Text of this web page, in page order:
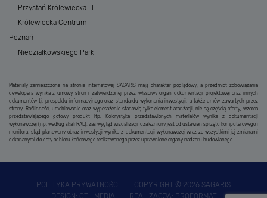
Przystań Królewiecka III
Królewiecka Centrum
Poznań
Niedziałkowskiego Park
Materiały zamieszczone na stronie internetowej SAGARIS mają charakter poglądowy, a przedmiot zobowiązania
dewelopera wynika z umowy stron i zatwierdzonej przez właściwy organ dokumentacji projektowej oraz innych
dokumentów tj. prospektu informacyjnego oraz standardu wykonania inwestycji, a także umów zawartych przez
strony. Roślinność, umeblowanie oraz wyposażenie stanowią tylko element aranżacji, nie są częścią oferty, wzorca
przedstawiającego gotowy produkt itp. Kolorystyka przedstawionych materiałów wynika z dokumentacji
wykonawczej (np. według skali RAL), zaś wygląd wizualizacji uzależniony jest od ustawień sprzętu komputerowego i
monitora, stąd planowany obraz inwestycji wynika z dokumentacji wykonawczej wraz ze wszystkimi jej zmianami
dokonanymi do daty odbioru końcowego realizowanego przez uprawnione organy nadzoru budowlanego.
POLITYKA PRYWATNOŚCI
COPYRIGHT © 2026 SAGARIS
DESIGN: CTL MEDIA REALIZACJA: PROFORMAT